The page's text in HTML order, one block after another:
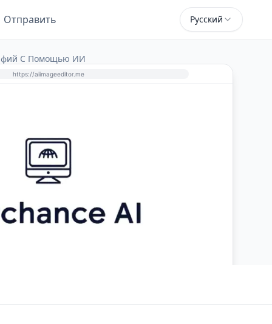
Отправить Русский
С Помощью ИИ
https://aiimageeditor.me